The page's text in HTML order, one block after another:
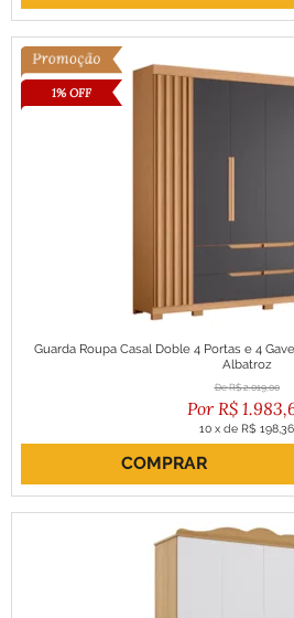
1% OFF
Guarda Roupa Casal Doble 4 Portas e 4
Albatroz
R$ 2.019,00
R$
10 x de R$ 198,36
ou R$ 1.785,28 no
COMPRAR